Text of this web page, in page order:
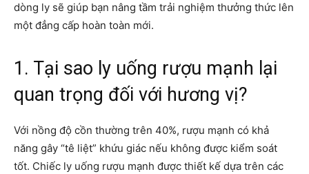
dòng ly sẽ giúp bạn nâng tầm trải nghiệm thưởng thức lên
một đẳng cấp hoàn toàn mới.
1. Tại sao ly uống rượu mạnh lại
quan trọng đối với hương vị?
Với nồng độ cồn thường trên 40%, rượu mạnh có khả
năng gây “tê liệt” khứu giác nếu không được kiểm soát
tốt. Chiếc ly uống rượu mạnh được thiết kế dựa trên các